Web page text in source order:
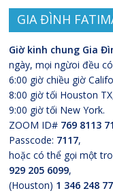
GIA ĐÌNH
Giờ kinh chung Gia
ngày, mọi ngừoi đều
6:00 giờ chiều giờ
8:00 giờ tối Houston
9:00 giờ tối New York.
ZOOM ID# 769 8113
Passcode: 7117,
hoặc có thể gọi một
929 205 6099,
(Houston) 1 346 248